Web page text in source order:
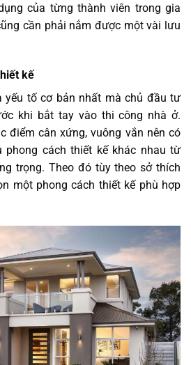
của từng thành viên trong gia
cần phải nắm được một vài lưu
kế
yếu tố cơ bản nhất mà chủ đầu tư
khi bắt tay vào thi công nhà ở.
điểm cân xứng, vuông vắn nên có
phong cách thiết kế khác nhau từ
trọng. Theo đó tùy theo sở thích
một phong cách thiết kế phù hợp